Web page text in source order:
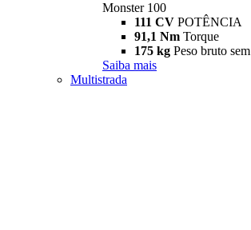
Monster 100
111 CV POTÊNCIA
91,1 Nm Torque
175 kg Peso bruto
Saiba mais
Multistrada